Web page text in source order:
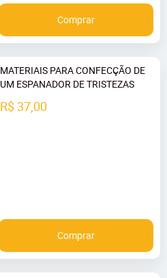
Comprar
MATERIAIS PARA CONFECÇÃO DE
UM ESPANADOR DE TRISTEZAS
R$ 37,00
Comprar